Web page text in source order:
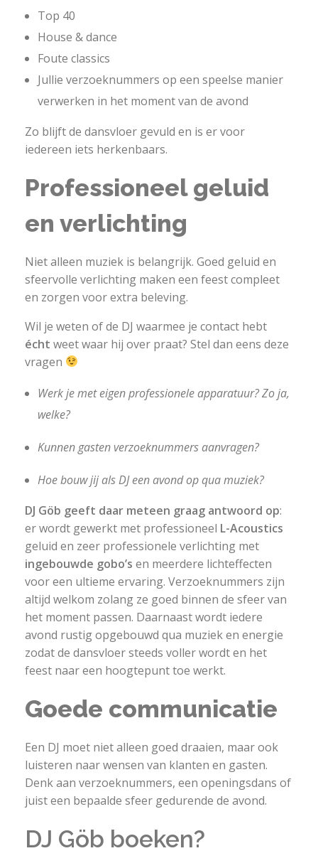
Top 40
House & dance
Foute classics
Jullie verzoeknummers op een speelse manier
verwerken in het moment van de avond
Zo blijft de dansvloer gevuld en is er voor
iedereen iets herkenbaars.
Professioneel geluid
en verlichting
Niet alleen muziek is belangrijk. Goed geluid en
sfeervolle verlichting maken een feest compleet
en zorgen voor extra beleving.
Wil je weten of de DJ waarmee je contact hebt
écht weet waar hij over praat? Stel dan eens deze
vragen
Werk je met eigen professionele apparatuur? Zo ja,
welke?
Kunnen gasten verzoeknummers aanvragen?
Hoe bouw jij als DJ een avond op qua muziek?
DJ Göb geeft daar meteen graag antwoord op:
er wordt gewerkt met professioneel L-Acoustics
geluid en zeer professionele verlichting met
ingebouwde gobo’s en meerdere lichteffecten
voor een ultieme ervaring. Verzoeknummers zijn
altijd welkom zolang ze goed binnen de sfeer van
het moment passen. Daarnaast wordt iedere
avond rustig opgebouwd qua muziek en energie
zodat de dansvloer steeds voller wordt en het
feest naar een hoogtepunt toe werkt.
Goede communicatie
Een DJ moet niet alleen goed draaien, maar ook
luisteren naar wensen van klanten en gasten.
Denk aan verzoeknummers, een openingsdans of
juist een bepaalde sfeer gedurende de avond.
DJ Göb boeken?